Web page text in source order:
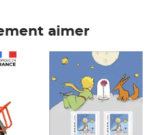
aimer
Prix 7,50€